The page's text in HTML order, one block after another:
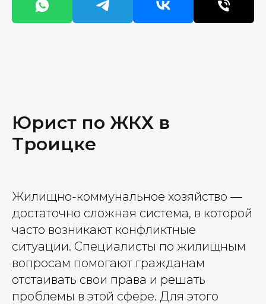
Юрист по ЖКХ в
Троицке
Жилищно-коммунальное хозяйство —
достаточно сложная система, в которой
часто возникают конфликтные
ситуации. Специалисты по жилищным
вопросам помогают гражданам
отстаивать свои права и решать
проблемы в этой сфере. Для этого